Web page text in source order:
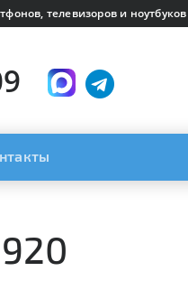
телевизоров и